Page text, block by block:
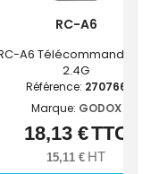
RC-A6
A6 Télécommande
2.4G
Référence: 270766
Marque: GODOX
Prix
18,13 €TTC
15,11 € HT